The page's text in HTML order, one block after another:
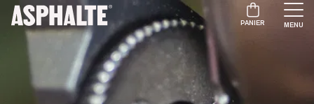
PANIER MENU